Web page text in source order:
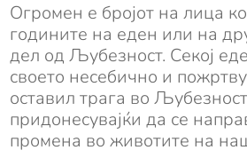
Огромен е бројот на лица
годините на еден или на
дел од Љубезност. Секој
своето несебично и
оставил трага во
придонесувајќи да се
промена во животите на